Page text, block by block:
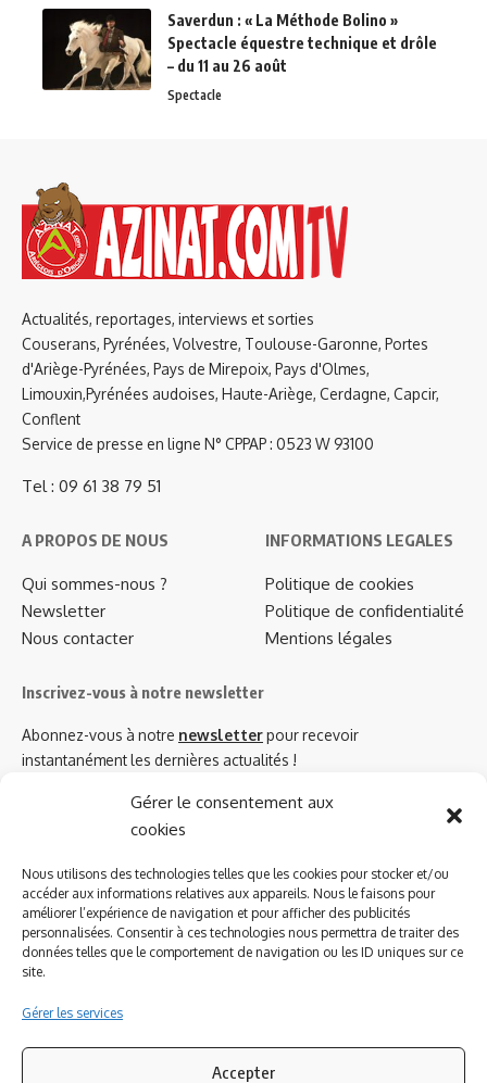
Gérer le consentement aux
cookies
Nous utilisons des technologies telles que les cookies pour stocker et/ou
accéder aux informations relatives aux appareils. Nous le faisons pour
améliorer l’expérience de navigation et pour afficher des publicités
personnalisées. Consentir à ces technologies nous permettra de traiter des
données telles que le comportement de navigation ou les ID uniques sur ce
site.
Gérer les services
Accepter
Saverdun : « La Méthode Bolino »
Spectacle équestre technique et drôle
– du 11 au 26 août
Spectacle
Actualités, reportages, interviews et sorties
Couserans, Pyrénées, Volvestre, Toulouse-Garonne, Portes
d'Ariège-Pyrénées, Pays de Mirepoix, Pays d'Olmes,
Limouxin,Pyrénées audoises, Haute-Ariège, Cerdagne, Capcir,
Conflent
Service de presse en ligne N° CPPAP : 0523 W 93100
Tel : 09 61 38 79 51
A PROPOS DE NOUS
Qui sommes-nous ?
Newsletter
Nous contacter
INFORMATIONS LEGALES
Politique de cookies
Politique de confidentialité
Mentions légales
Inscrivez-vous à notre newsletter
Abonnez-vous à notre newsletterpour recevoir
instantanément les dernières actualités !
Azinat.com TV soutient